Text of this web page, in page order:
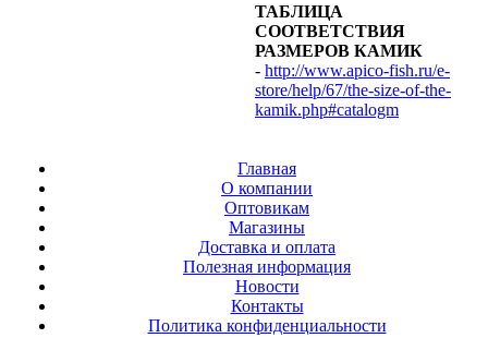
ТАБЛИЦА
СООТВЕТСТВИЯ
РАЗМЕРОВ КАМИК
- http://www.apico-fish.ru/e-
store/help/67/the-size-of-the-
kamik.php#catalogm
Главная
О компании
Оптовикам
Магазины
Доставка и оплата
Полезная информация
Новости
Контакты
Политика конфиденциальности